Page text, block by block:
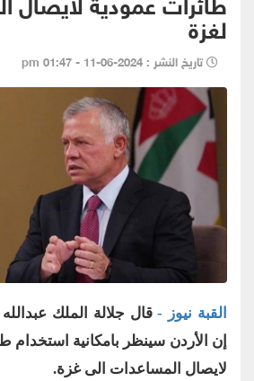
لغزة
تاريخ النشر : 2024-06-11 - 01:47 pm
القبة نيوز -قال جلالة الملك
إن الأردن سينظر بامكانية استخدام
لايصال المساعدات الى غزة.